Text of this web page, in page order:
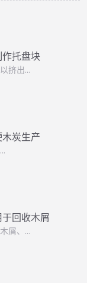
托盘块
挤出…
炭生产
回收木屑
屑、…